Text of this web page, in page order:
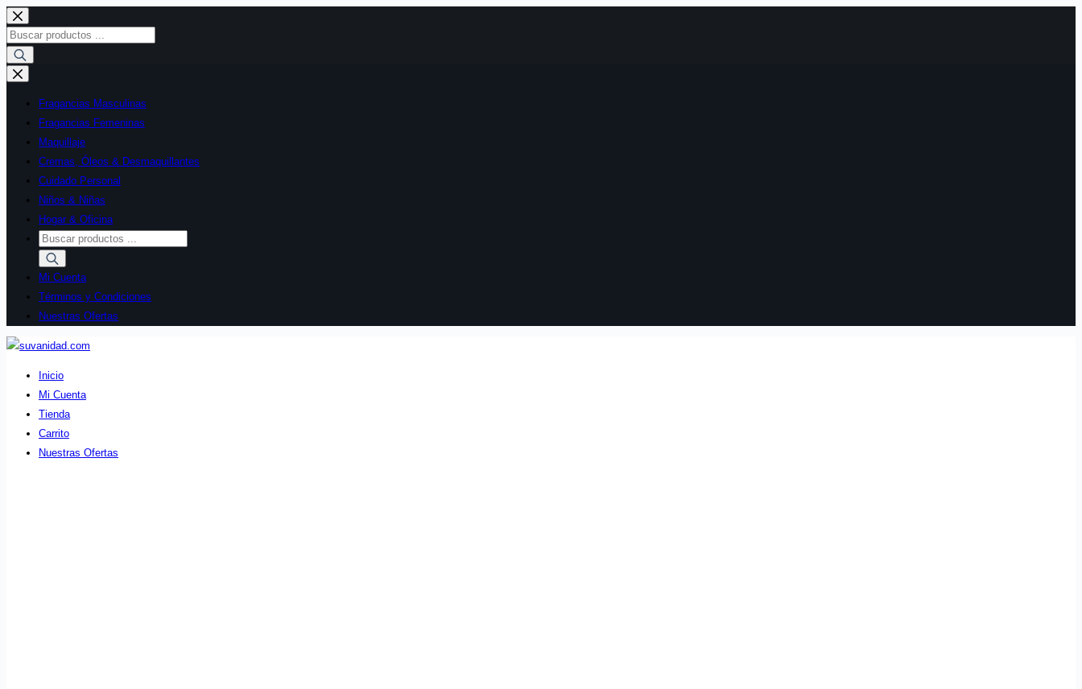
Saltar
al
contenido
Búsqueda
de
productos
Fragancias Masculinas
Fragancias Femeninas
Maquillaje
Cremas, Óleos & Desmaquillantes
Cuidado Personal
Niños & Niñas
Hogar & Oficina
Búsqueda
de
productos
Mi Cuenta
Términos y Condiciones
Nuestras Ofertas
Inicio
Mi Cuenta
Tienda
Carrito
Nuestras Ofertas